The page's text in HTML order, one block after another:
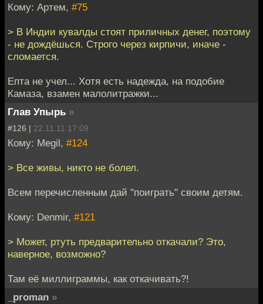
Кому: Артем, #75
> В Индии кувалды стоят приличных денег, поэтому
- не дождёшься. Строго через кирпичи, иначе -
сломается.
Епта не учел... Хотя есть надежда, на подобие
Камаза, взамен малолитражки...
Глав Упырь »
#126 | 22.11.11 17:09
Кому: Megil, #124
> Все живы, никто не болел.
Всем перечисленным дай "поиграть" своим детям.
Кому: Denmir, #121
> Может, ртуть предварительно откачали? Это,
наверное, возможно?
Там её миллиграммы, как откачивать?!
_proman »